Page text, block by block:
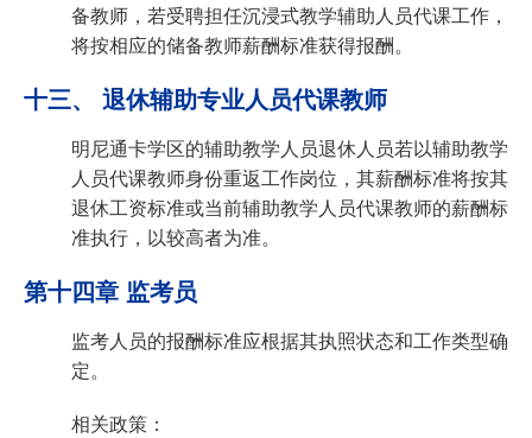
备教师，若受聘担任沉浸式教学辅助人员代课工作，
将按相应的储备教师薪酬标准获得报酬。
十三、 退休辅助专业人员代课教师
明尼通卡学区的辅助教学人员退休人员若以辅助教学
人员代课教师身份重返工作岗位，其薪酬标准将按其
退休工资标准或当前辅助教学人员代课教师的薪酬标
准执行，以较高者为准。
第十四章 监考员
监考人员的报酬标准应根据其执照状态和工作类型确
定。
相关政策：